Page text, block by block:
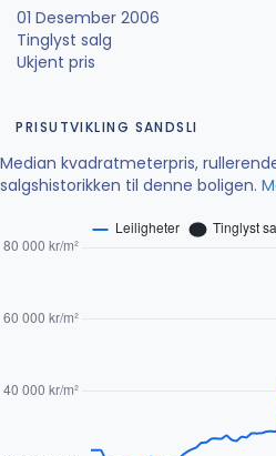
01 Desember 2006
Tinglyst salg
Ukjent pris
PRISUTVIKLING SANDSLI
Median kvadratmeterpris,
salgshistorikken til denne boligen.